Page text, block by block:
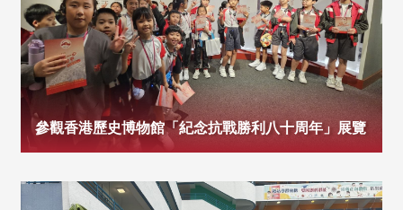
參觀香港歷史博物館「紀念抗戰勝利八十周年」展覽